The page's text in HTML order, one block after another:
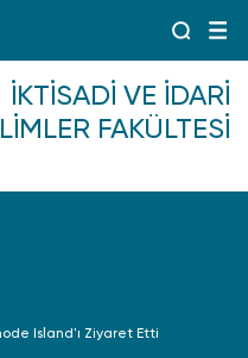
İKTISADI VE İDARI
FAKÜLTESI
Island'ı Ziyaret Etti